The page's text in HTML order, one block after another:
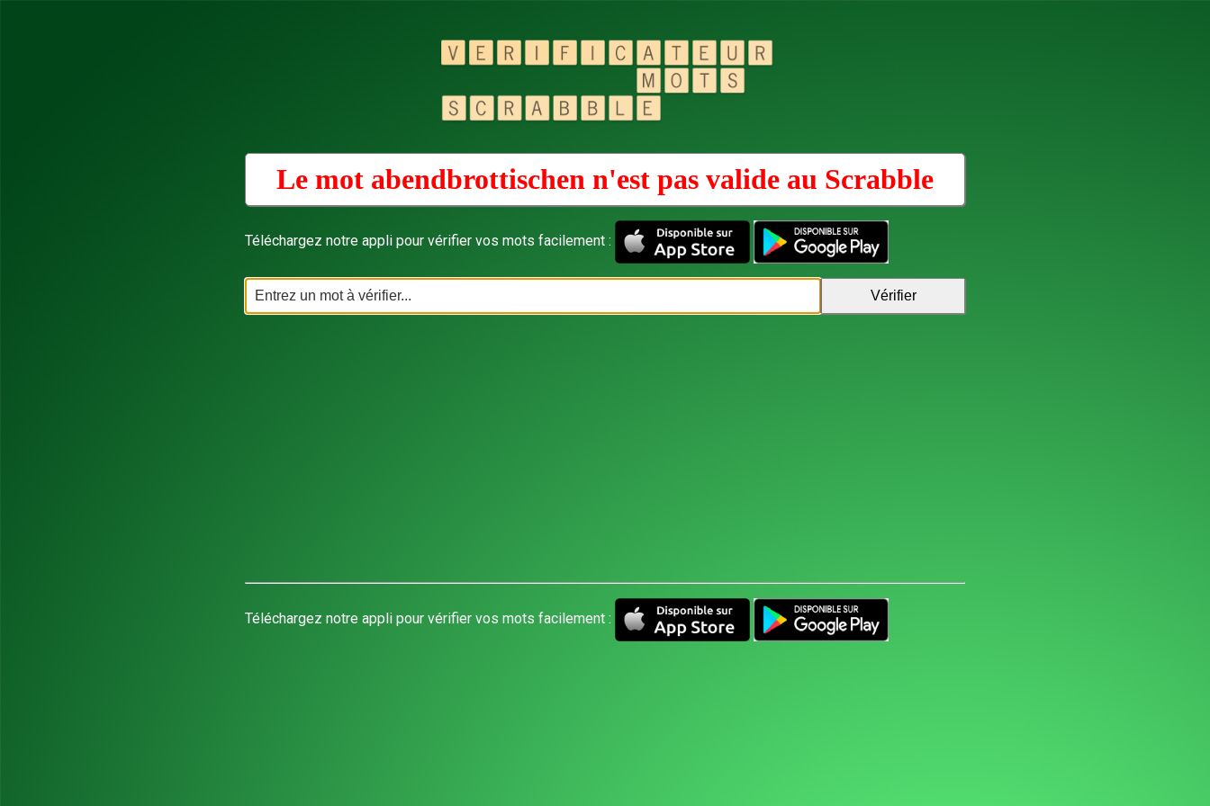
Le mot abendbrottischen n'est pas valide au Scrabble
Téléchargez notre appli pour vérifier vos mots facilement :
Téléchargez notre appli pour vérifier vos mots facilement :